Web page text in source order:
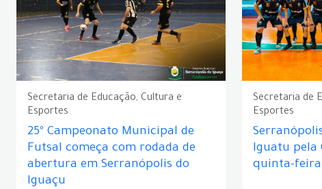
Secretaria de Educação, Cultura e
Esportes
25º Campeonato Municipal de
Futsal começa com rodada de
abertura em Serranópolis do
Iguaçu
Secretaria de
Esportes
Iguatu pela
quinta-feira